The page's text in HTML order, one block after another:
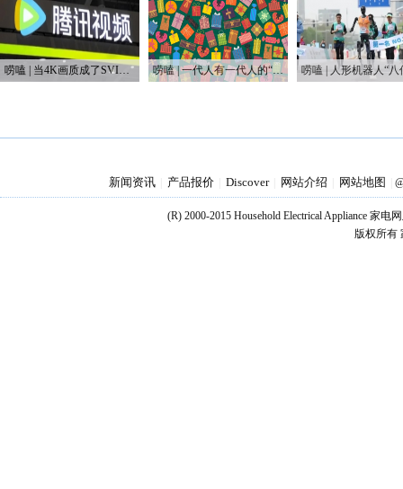
唠嗑 | 当4K画质成了SVIP专属，盗版网站笑开了花 唠嗑 | 一代人有一代人的“鸡蛋”要领
新闻资讯 产品报价 Discover 网站介绍 网站地图
(R) 2000-2015 Household Electrical Appliance 家电
版权所有